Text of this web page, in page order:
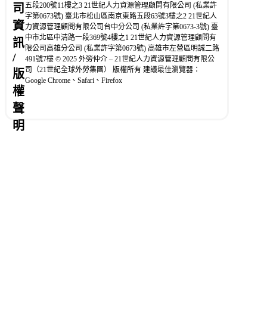
司
資
訊
/
版
權
聲
明
五段200號11樓之3 21世紀人力資源管理顧問有限公司 (私業許
字第0673號) 臺北市松山區南京東路五段63號3樓之2 21世紀人
力資源管理顧問有限公司台中分公司 (私業許字第0673-3號) 臺
中市北區中清路一段369號4樓之1 21世紀人力資源管理顧問有
限公司高雄分公司 (私業許字第0673號) 高雄市左營區明誠二路
491號7樓 © 2025 外勞仲介 – 21世紀人力資源管理顧問有限公
司（21世紀全球外勞集團） 版權所有 建議最佳瀏覽器：
Google Chrome、Safari、Firefox